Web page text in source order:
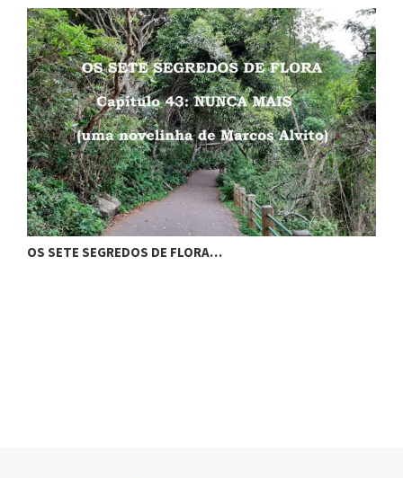
OS SETE SEGREDOS DE FLORA…